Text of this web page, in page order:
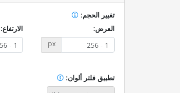
تغيير الحجم:
العرض:
px
الارتفاع:
تطبيق فلتر ألوان: